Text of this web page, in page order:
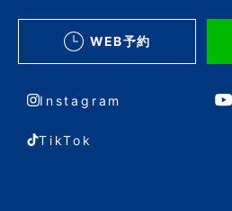
WEB予約
Instagram
TikTok